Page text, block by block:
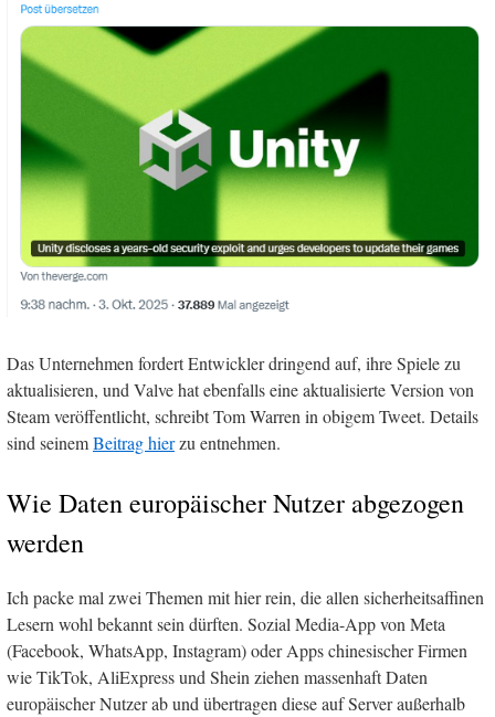
Das Unternehmen fordert Entwickler dringend auf, ihre Spiele zu
aktualisieren, und Valve hat ebenfalls eine aktualisierte Version von
Steam veröffentlicht, schreibt Tom Warren in obigem Tweet. Details
sind seinemBeitrag hierzu entnehmen.
Wie Daten europäischer Nutzer abgezogen
werden
Ich packe mal zwei Themen mit hier rein, die allen sicherheitsaffinen
Lesern wohl bekannt sein dürften. Sozial Media-App von Meta
(Facebook, WhatsApp, Instagram) oder Apps chinesischer Firmen
wie TikTok, AliExpress und Shein ziehen massenhaft Daten
europäischer Nutzer ab und übertragen diese auf Server außerhalb